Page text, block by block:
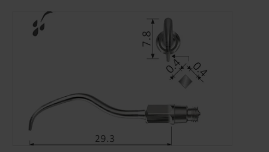
Bildergalerie überspringen